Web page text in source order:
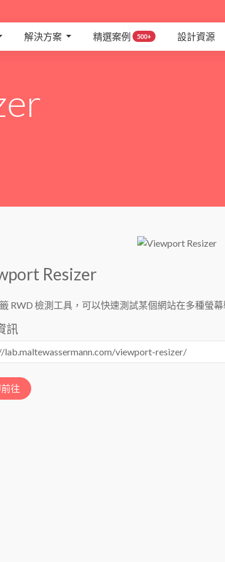
解決方案 精選案例 500+ 設計資源
Resizer
RWD 檢測工具，可以快速測試某個網站在多種螢
訊
往